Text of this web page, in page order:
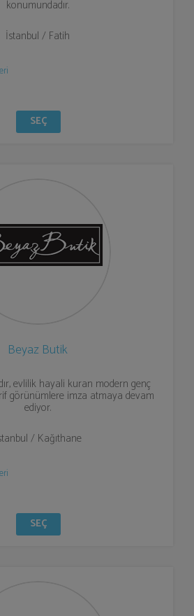
konumundadır.
İstanbul / Fatih
SEÇ
Beyaz Butik
evlilik hayali kuran modern genç
görünümlere imza atmaya devam
ediyor.
/ Kağıthane
SEÇ